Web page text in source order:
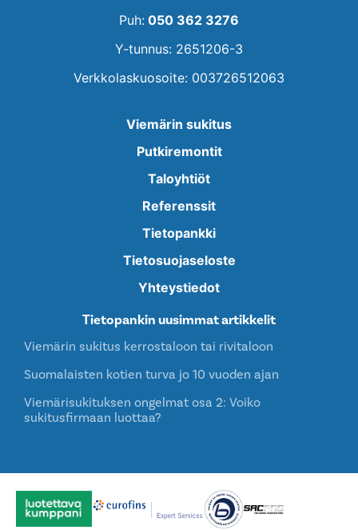
Puh: 050 362 3276
Y-tunnus: 2651206-3
Verkkolaskuosoite: 003726512063
Viemärin sukitus
Putkiremontit
Taloyhtiöt
Referenssit
Tietopankki
Tietosuojaseloste
Yhteystiedot
Tietopankin uusimmat artikkelit
Viemärin sukitus kerrostaloon tai rivitaloon
Suomalaisten kotien turva jo 10 vuoden ajan
Viemärisukituksen ongelmat osa 2: Voiko
sukitusfirmaan luottaa?